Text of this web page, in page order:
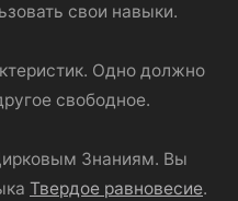
свои навыки.
Одно должно
свободное.
Знаниям. Вы
Твердое равновесие.